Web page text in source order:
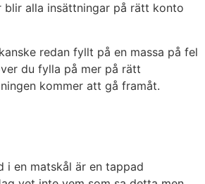
alla insättningar på rätt konto
redan fyllt på en massa på fel
du fylla på mer på rätt
kommer att gå framåt.
i en matskål är en tappad